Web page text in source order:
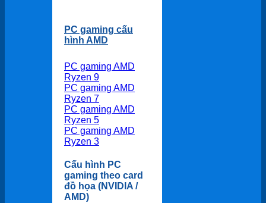
PC gaming cấu
hình AMD
PC gaming AMD
Ryzen 9
PC gaming AMD
Ryzen 7
PC gaming AMD
Ryzen 5
PC gaming AMD
Ryzen 3
Cấu hình PC
gaming theo card
đồ họa (NVIDIA /
AMD)